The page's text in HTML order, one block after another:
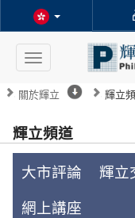
Toggle
navigation
關於輝立 輝立
輝立頻道
大市評論 輝立
網上講座